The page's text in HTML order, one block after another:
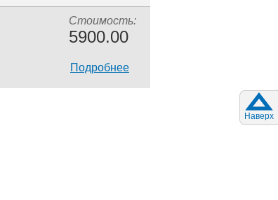
Стоимость:
5900.00
Подробнее
Наверх